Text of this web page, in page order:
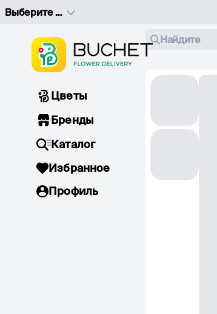
Выберите адрес доставки
Найдите
Цветы
Бренды
Каталог
Избранное
Профиль